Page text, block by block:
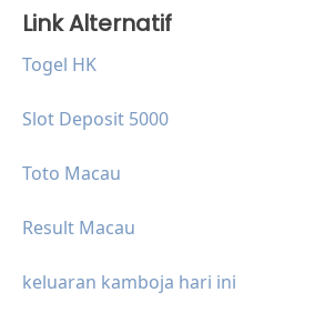
Link Alternatif
Togel HK
Slot Deposit 5000
Toto Macau
Result Macau
keluaran kamboja hari ini